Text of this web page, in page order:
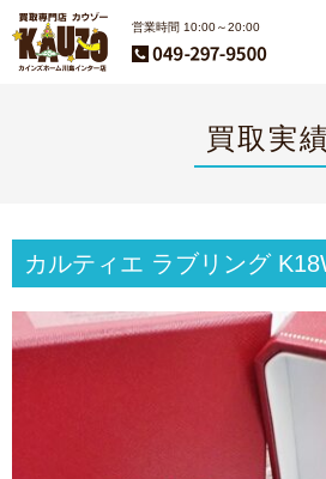
営業時間 10:00～20:00
買取実
カルティエ ラブリング